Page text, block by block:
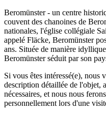
Beromünster - un centre
couvent des chanoines de
nationales, l'église collégiale
appelé Fläcke, Beromünster
ans. Située de manière
Beromünster séduit par son
Si vous êtes intéressé(e), nous
description détaillée de l'objet,
nécessaires, et nous nous
personnellement lors d'une